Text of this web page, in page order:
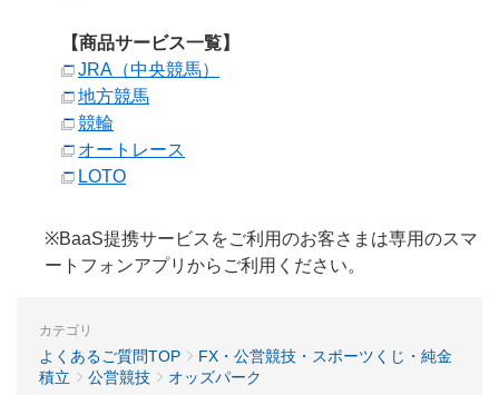
【商品サービス一覧】
JRA（中央競馬）
地方競馬
競輪
オートレース
LOTO
※BaaS提携サービスをご利用のお客さまは専用のスマ
ートフォンアプリからご利用ください。
カテゴリ
よくあるご質問TOP
FX・公営競技・スポーツくじ・純金
積立
公営競技 オッズパーク